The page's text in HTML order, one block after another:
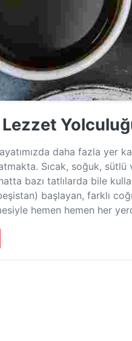
daha fazla yer
Sıcak, soğuk,
bazı tatlılarda bile
başlayan, farklı
hemen hemen her